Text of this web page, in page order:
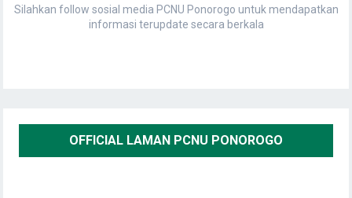
Silahkan follow sosial media PCNU Ponorogo untuk mendapatkan
informasi terupdate secara berkala
OFFICIAL LAMAN PCNU PONOROGO